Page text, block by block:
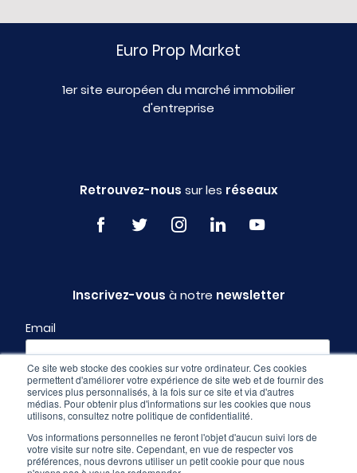
Ce site web stocke des cookies sur votre ordinateur. Ces cookies
permettent d'améliorer votre expérience de site web et de fournir des
services plus personnalisés, à la fois sur ce site et via d'autres
médias. Pour obtenir plus d'informations sur les cookies que nous
utilisons, consultez notre politique de confidentialité.
Vos informations personnelles ne feront l'objet d'aucun suivi lors de
votre visite sur notre site. Cependant, en vue de respecter vos
préférences, nous devrons utiliser un petit cookie pour que nous
Euro Prop Market
1er site européen du marché immobilier
d'entreprise
Retrouvez-nous sur les réseaux
Inscrivez-vous à notre newsletter
Email
Profil